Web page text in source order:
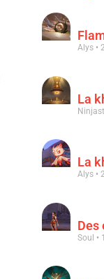
Alys
La
La
Alys
Des
Soul